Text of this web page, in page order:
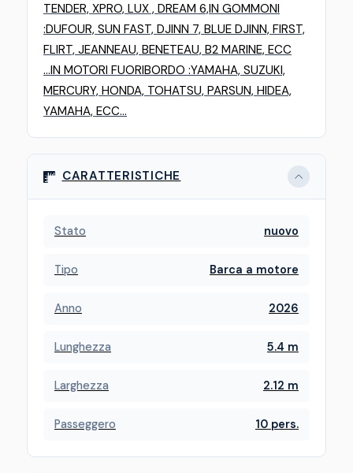
TENDER, XPRO, LUX , DREAM 6,IN GOMMONI
:DUFOUR, SUN FAST, DJINN 7, BLUE DJINN, FIRST,
FLIRT, JEANNEAU, BENETEAU, B2 MARINE, ECC
...IN MOTORI FUORIBORDO :YAMAHA, SUZUKI,
MERCURY, HONDA, TOHATSU, PARSUN, HIDEA,
YAMAHA, ECC...
CARATTERISTICHE
Stato nuovo
Tipo Barca a motore
Anno 2026
Lunghezza 5.4 m
Larghezza 2.12 m
Passeggero 10 pers.